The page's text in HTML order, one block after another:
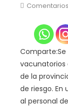
vacunatorios
de la
de riesgo.
al personal